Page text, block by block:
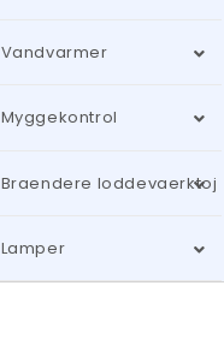
Vandvarmer
Myggekontrol
Braendere loddevaerktoj
Lamper